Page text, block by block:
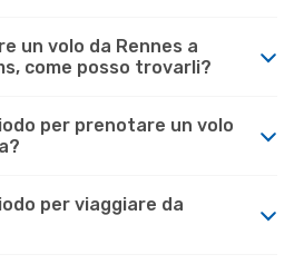
un volo da Rennes a
come posso trovarli?
per prenotare un volo
per viaggiare da